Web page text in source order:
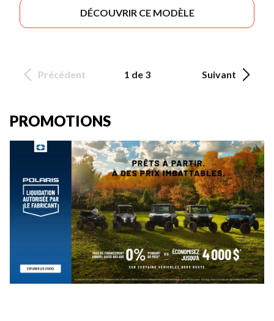
DÉCOUVRIR CE MODÈLE
Précédent 1 de 3 Suivant
PROMOTIONS